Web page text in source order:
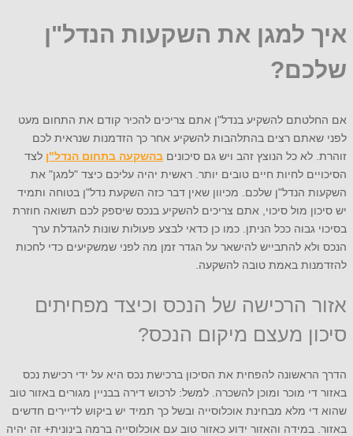
איך למגן את השקעות הנדל"ן
שלכם?
אם החלטתם להשקיע בנדל"ן אתם צריכים להכיר קודם את התחום מעט
לפני שאתם רצים בהתלהבות להשקיע אחר כך הזדמנות שנראית לכם
זוהרת. לא כל הנוצץ זהב ויש גם סיכונים בהשקעה בתחום הנדל"ן לצד
הסיכויים לחיות חיים טובים יותר. ראשית יהיה עליכם כיצד "למגן" את
השקעות הנדל"ן שלכם. מכיוון שאין דבר כזה השקעת נדל"ן בטוחה ותמיד
יש סיכון מול סיכוי, אתם צריכים להשקיע בנכס שיספק לכם תשואה חוזרת
בסיכוי גבוה ככל הניתן. כמו כן כדאי לבצע פעולות שונות להגדלת ערך
הנכס ולא להתבייש להישאר על הגדר זמן מה לפני שמשקיעים כדי לחכות
להזדמנות באמת טובה להשקעה.
אזור הרכישה של הנכס וכיצד מפחיתים
סיכון מעצם מיקום הנכס?
הדרך הראשונה להפחית את הסיכון ברכישת נכס היא על ידי רכישת נכס
באזור די מוכר ומוכן להשכרה. למשל: לרכוש דירה בבניין מגורים באזור טוב
שהוא די מלא מבחינת אוכלוסייה ובשל כך תמיד יש ביקוש לדיירים חדשים
באזור. במידה והאזור ידוע כאזור טוב עם אוכלוסייה ברמה בינונית+ זה יהיה